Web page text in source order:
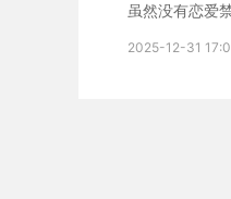
虽然没有恋爱
2025-12-31